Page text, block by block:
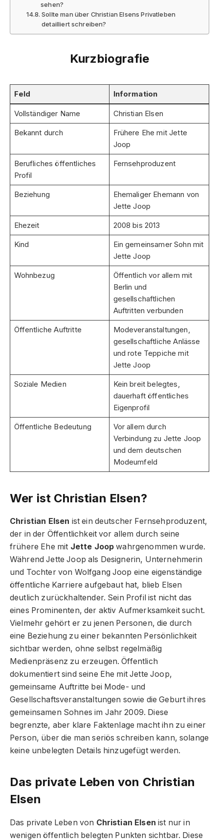
sehen?
Sollte man über Christian Elsens Privatleben
detailliert schreiben?
Kurzbiografie
Feld Information
Vollständiger Name Christian Elsen
Bekannt durch
Frühere Ehe mit Jette
Joop
Berufliches öffentliches
Profil
Fernsehproduzent
Beziehung
Ehemaliger Ehemann von
Jette Joop
Ehezeit 2008 bis 2013
Kind
Ein gemeinsamer Sohn mit
Jette Joop
Wohnbezug
Öffentlich vor allem mit
Berlin und
gesellschaftlichen
Auftritten verbunden
Öffentliche Auftritte
Modeveranstaltungen,
gesellschaftliche Anlässe
und rote Teppiche mit
Jette Joop
Soziale Medien
Kein breit belegtes,
dauerhaft öffentliches
Eigenprofil
Öffentliche Bedeutung
Vor allem durch
Verbindung zu Jette Joop
und dem deutschen
Modeumfeld
Wer ist Christian Elsen?
Christian Elsen ist ein deutscher Fernsehproduzent,
der in der Öffentlichkeit vor allem durch seine
frühere Ehe mit Jette Joop wahrgenommen wurde.
Während Jette Joop als Designerin, Unternehmerin
und Tochter von Wolfgang Joop eine eigenständige
öffentliche Karriere aufgebaut hat, blieb Elsen
deutlich zurückhaltender. Sein Profil ist nicht das
eines Prominenten, der aktiv Aufmerksamkeit sucht.
Vielmehr gehört er zu jenen Personen, die durch
eine Beziehung zu einer bekannten Persönlichkeit
sichtbar werden, ohne selbst regelmäßig
Medienpräsenz zu erzeugen. Öffentlich
dokumentiert sind seine Ehe mit Jette Joop,
gemeinsame Auftritte bei Mode- und
Gesellschaftsveranstaltungen sowie die Geburt ihres
gemeinsamen Sohnes im Jahr 2009. Diese
begrenzte, aber klare Faktenlage macht ihn zu einer
Person, über die man seriös schreiben kann, solange
keine unbelegten Details hinzugefügt werden.
Das private Leben von Christian
Elsen
Das private Leben von Christian Elsen ist nur in
wenigen öffentlich belegten Punkten sichtbar. Diese